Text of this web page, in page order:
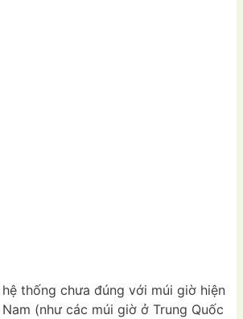
thống chưa đúng với múi giờ hiện
(như các múi giờ ở Trung Quốc